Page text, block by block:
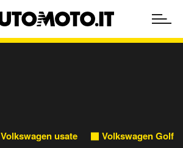
Volkswagen usate Volkswagen Golf